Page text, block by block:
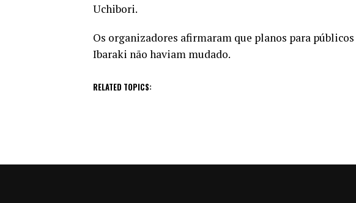
Uchibori.
Os organizadores afirmaram que planos para
Ibaraki não haviam mudado.
RELATED TOPICS: